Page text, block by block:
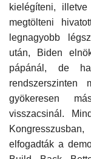
kielégíteni,
megtölteni
legnagyobb
után, Biden
pápánál, de
gyökeresen
visszacsinál.
elfogadták a